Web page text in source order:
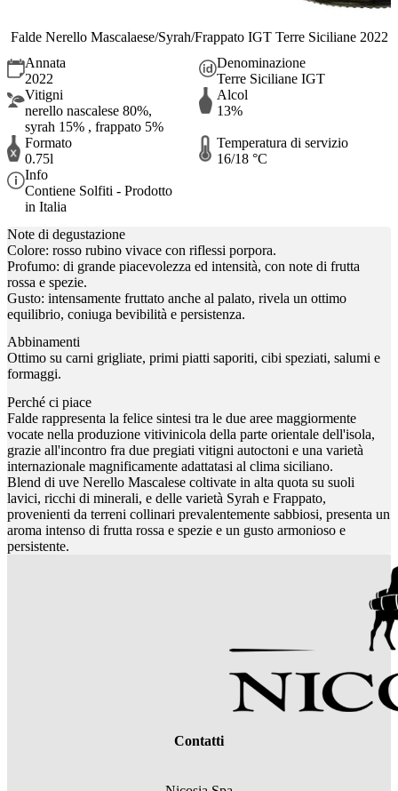
Falde Nerello Mascalaese/Syrah/Frappato IGT Terre Siciliane 2022
Annata
2022
Denominazione
Terre Siciliane IGT
Vitigni
nerello nascalese 80%,
syrah 15% , frappato 5%
Alcol
13%
Formato
0.75l
Temperatura di servizio
16/18 °C
Info
Contiene Solfiti - Prodotto
in Italia
Note di degustazione
Colore: rosso rubino vivace con riflessi porpora.
Profumo: di grande piacevolezza ed intensità, con note di frutta
rossa e spezie.
Gusto: intensamente fruttato anche al palato, rivela un ottimo
equilibrio, coniuga bevibilità e persistenza.
Abbinamenti
Ottimo su carni grigliate, primi piatti saporiti, cibi speziati, salumi e
formaggi.
Perché ci piace
Falde rappresenta la felice sintesi tra le due aree maggiormente
vocate nella produzione vitivinicola della parte orientale dell'isola,
grazie all'incontro fra due pregiati vitigni autoctoni e una varietà
internazionale magnificamente adattatasi al clima siciliano.
Blend di uve Nerello Mascalese coltivate in alta quota su suoli
lavici, ricchi di minerali, e delle varietà Syrah e Frappato,
provenienti da terreni collinari prevalentemente sabbiosi, presenta un
aroma intenso di frutta rossa e spezie e un gusto armonioso e
persistente.
Contatti